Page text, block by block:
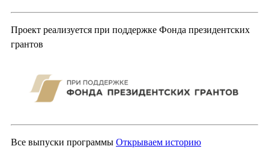
Проект реализуется при поддержке Фонда президентских
грантов
Все выпуски программы Открываем историю